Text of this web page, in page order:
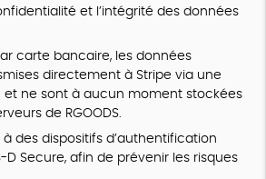
et l’intégrité des données
carte bancaire, les données
directement à Stripe via une
et ne sont à aucun moment stockées
de RGOODS.
des dispositifs d’authentification
Secure, afin de prévenir les risques